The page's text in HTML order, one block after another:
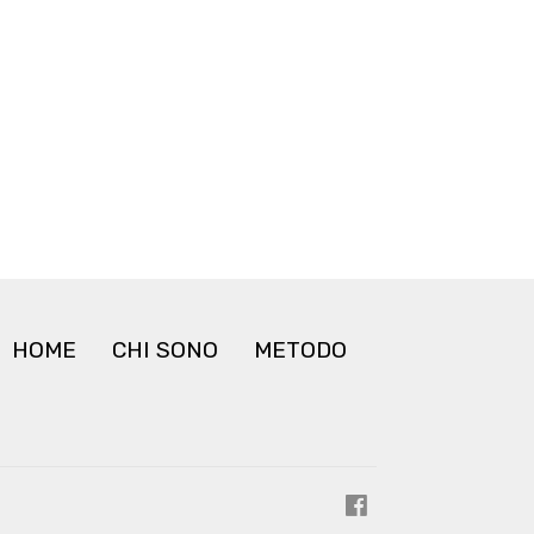
HOME CHI SONO METODO